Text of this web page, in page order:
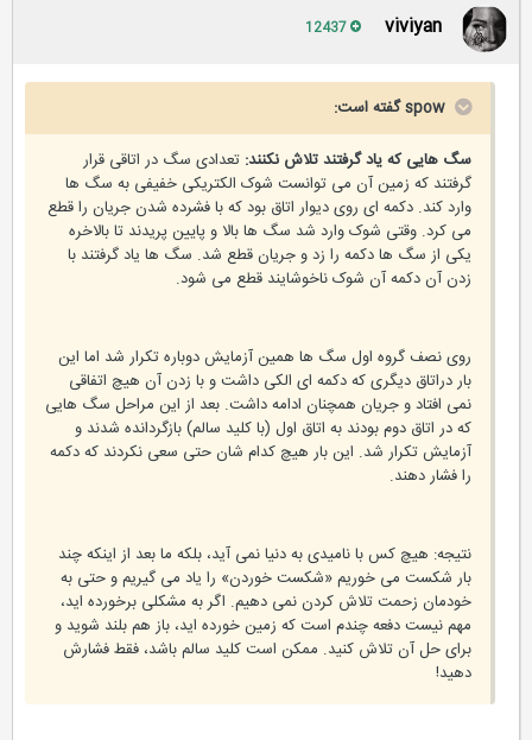
viviyan
spow گفته است:
سگ هایی که یاد گرفتند تلاش نکنند:تعدادی سگ در اتاقی قرار
گرفتند که زمین آن می توانست شوک الکتریکی خفیفی به سگ ها
وارد کند. دکمه ای روی دیوار اتاق بود که با فشرده شدن جریان را قطع
می کرد. وقتی شوک وارد شد سگ ها بالا و پایین پریدند تا بالاخره
یکی از سگ ها دکمه را زد و جریان قطع شد. سگ ها یاد گرفتند با
زدن آن دکمه آن شوک ناخوشایند قطع می شود.
روی نصف گروه اول سگ ها همین آزمایش دوباره تکرار شد اما این
بار دراتاق دیگری که دکمه ای الکی داشت و با زدن آن هیچ اتفاقی
نمی افتاد و جریان همچنان ادامه داشت. بعد از این مراحل سگ هایی
که در اتاق دوم بودند به اتاق اول (با کلید سالم) بازگردانده شدند و
آزمایش تکرار شد. این بار هیچ کدام شان حتی سعی نکردند که دکمه
را فشار دهند.
نتیجه: هیچ کس با نامیدی به دنیا نمی آید، بلکه ما بعد از اینکه چند
بار شکست می خوریم «شکست خوردن» را یاد می گیریم و حتی به
خودمان زحمت تلاش کردن نمی دهیم. اگر به مشکلی برخورده اید،
مهم نیست دفعه چندم است که زمین خورده اید، باز هم بلند شوید و
برای حل آن تلاش کنید. ممکن است کلید سالم باشد، فقط فشارش
دهید!